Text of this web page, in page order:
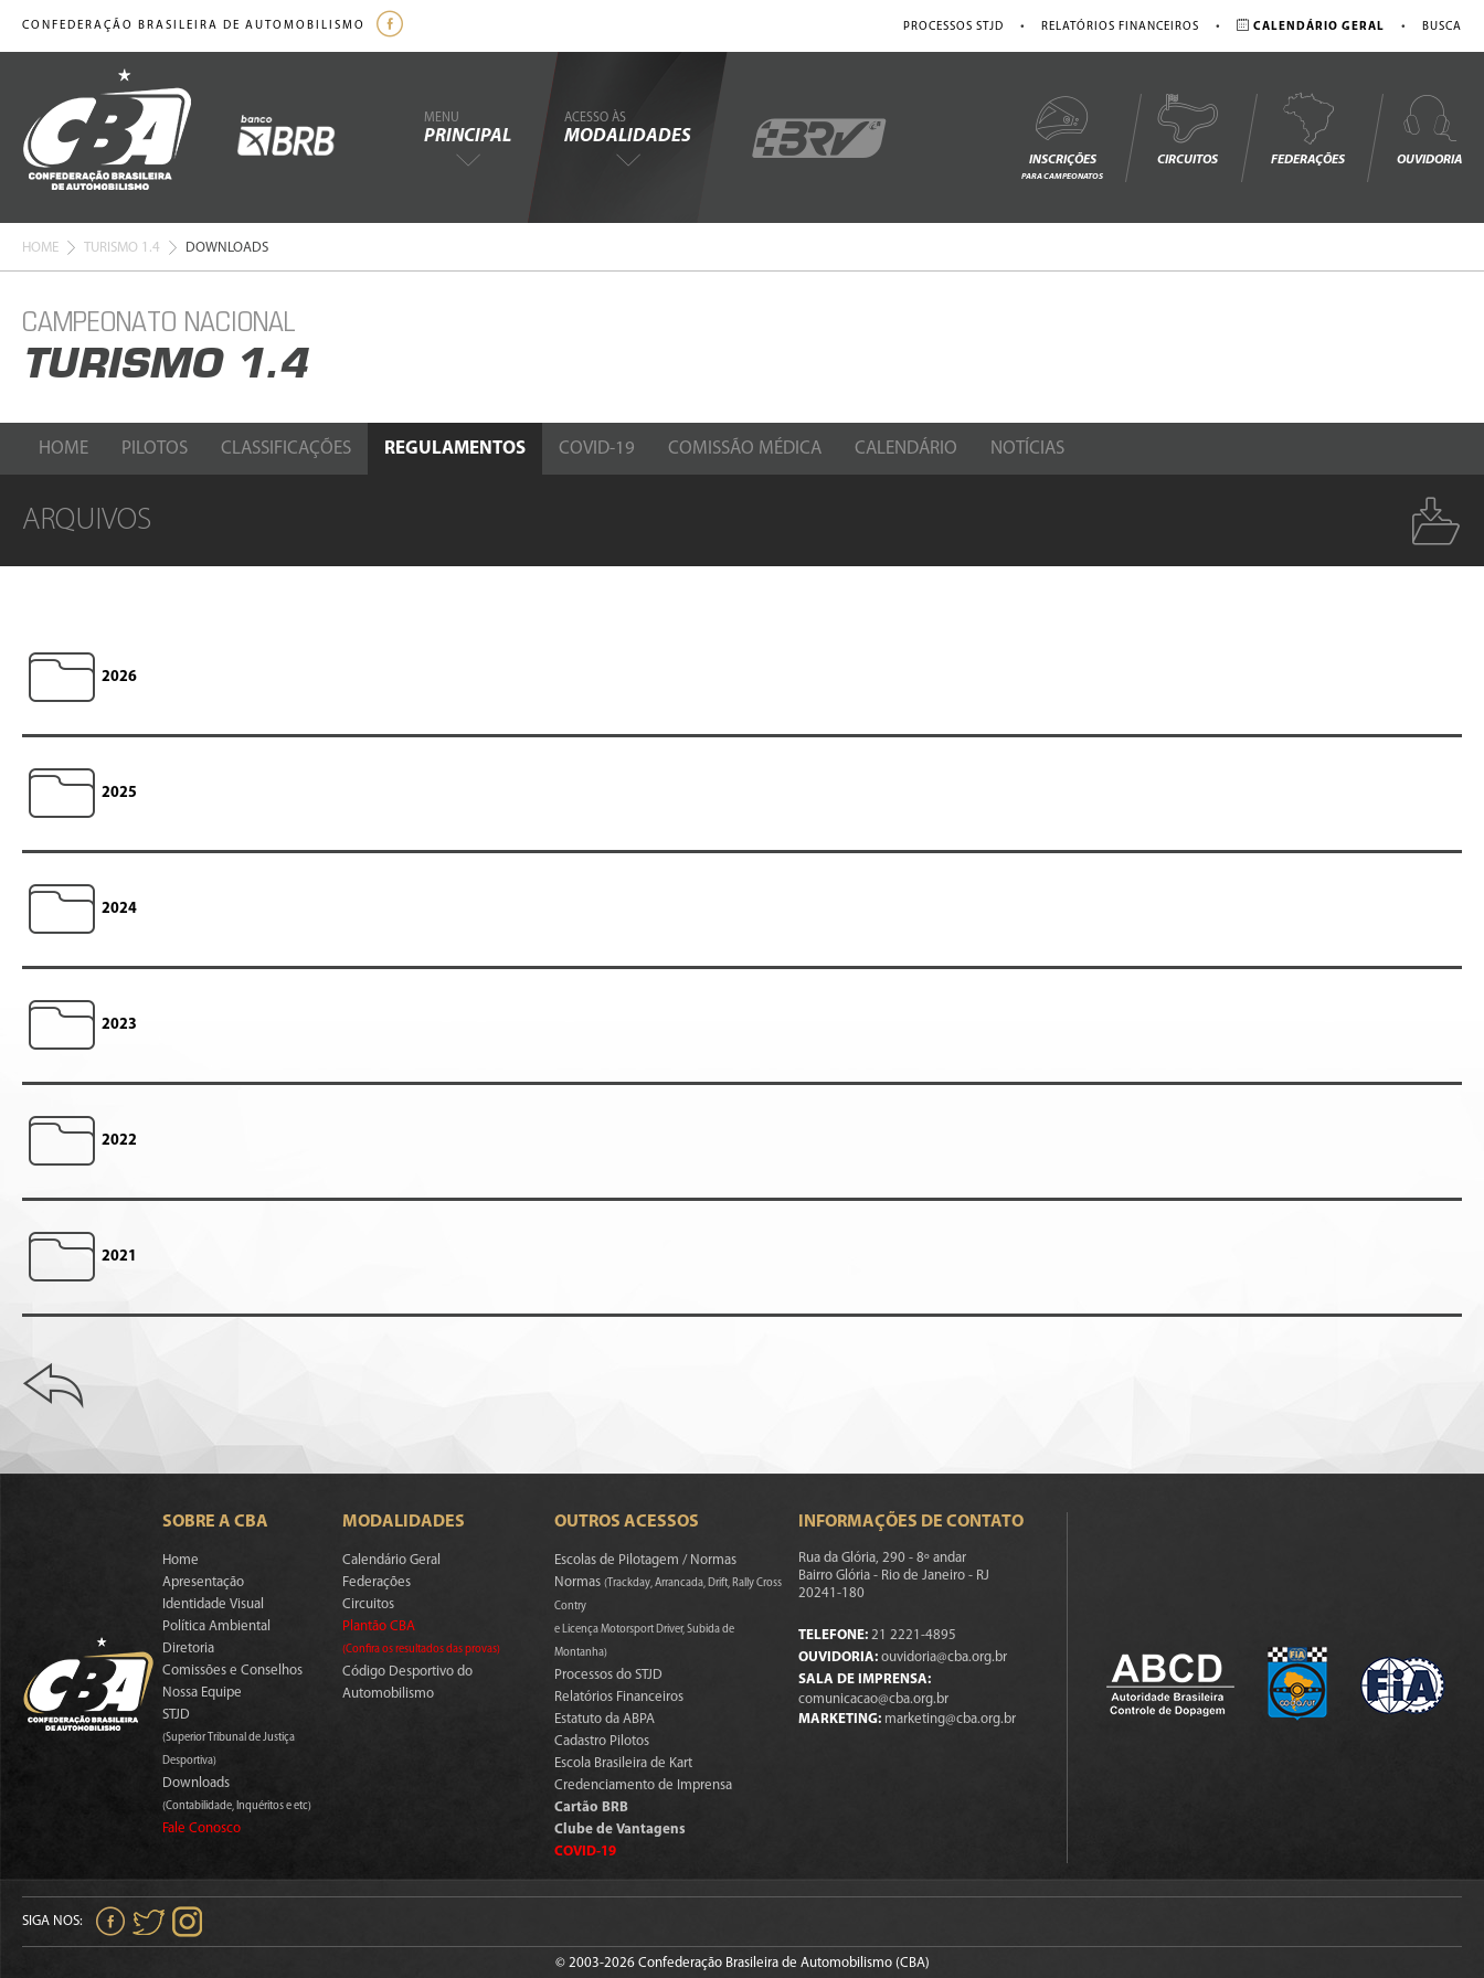
CONFEDERAÇÃO BRASILEIRA DE AUTOMOBILISMO PROCESSOS STJD • RELATÓRIOS FINANCEIROS • CALENDÁRIO GERAL • BUSCA
MENU
PRINCIPAL
ACESSO ÀS
MODALIDADES
INSCRIÇÕES
PARA CAMPEONATOS
CIRCUITOS FEDERAÇÕES OUVIDORIA
HOME TURISMO 1.4 DOWNLOADS
CAMPEONATO NACIONAL
TURISMO 1.4
HOME PILOTOS CLASSIFICAÇÕES REGULAMENTOS COVID-19 COMISSÃO MÉDICA CALENDÁRIO NOTÍCIAS
ARQUIVOS
2026
2025
2024
2023
2022
2021
SOBRE A CBA
Home
Apresentação
Identidade Visual
Política Ambiental
Diretoria
Comissões e Conselhos
Nossa Equipe
STJD
(Superior Tribunal de Justiça
Desportiva)
Downloads
(Contabilidade, Inquéritos e etc)
Fale Conosco
MODALIDADES
Calendário Geral
Federações
Circuitos
Plantão CBA
(Confira os resultados das provas)
Código Desportivo do
Automobilismo
OUTROS ACESSOS
Escolas de Pilotagem / Normas
Normas(Trackday, Arrancada, Drift, Rally Cross
Contry
e Licença Motorsport Driver, Subida de
Montanha)
Processos do STJD
Relatórios Financeiros
Estatuto da ABPA
Cadastro Pilotos
Escola Brasileira de Kart
Credenciamento de Imprensa
Cartão BRB
Clube de Vantagens
COVID-19
INFORMAÇÕES DE CONTATO
Rua da Glória, 290 - 8º andar
Bairro Glória - Rio de Janeiro - RJ
20241-180
TELEFONE: 21 2221-4895
OUVIDORIA: ouvidoria@cba.org.br
SALA DE IMPRENSA:
comunicacao@cba.org.br
MARKETING: marketing@cba.org.br
SIGA NOS:
© 2003-2026 Confederação Brasileira de Automobilismo (CBA)